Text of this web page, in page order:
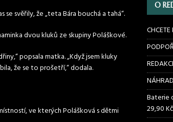
svěřily, že „teta Bára bouchá a tahá“.
dvou kluků ze skupiny Poláškové.
popsala matka. „Když jsem kluky
že se to prošetří,“ dodala.
ve kterých Polášková s dětmi
O
Baterie
29,90